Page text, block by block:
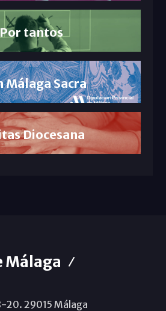
Por tantos
Málaga Sacra
Diocesana
Málaga
20. 29015 Málaga